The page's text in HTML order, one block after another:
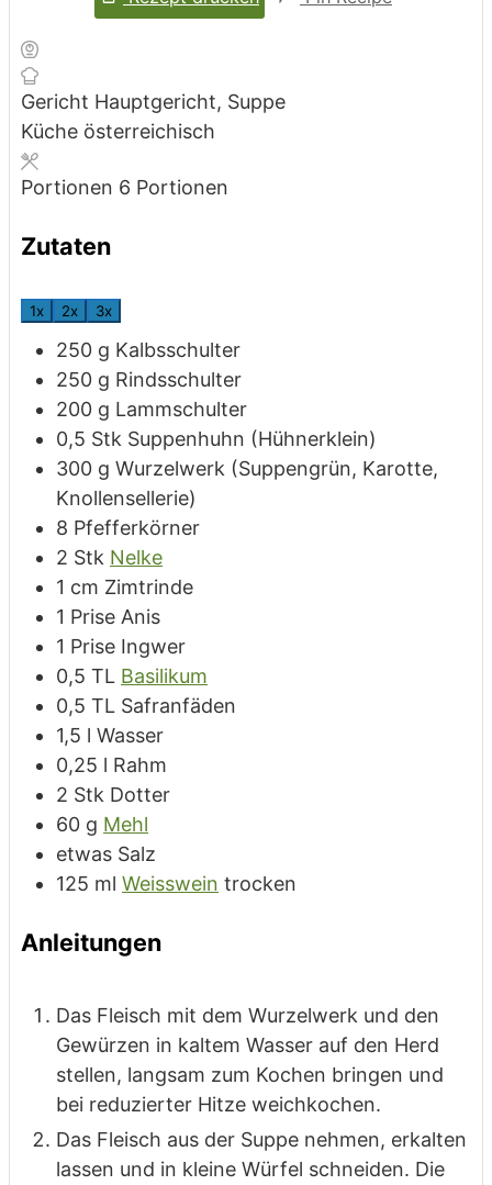
Gericht Hauptgericht, Suppe
Küche österreichisch
Portionen 6 Portionen
Zutaten
1x 2x 3x
250 g Kalbsschulter
250 g Rindsschulter
200 g Lammschulter
0,5 Stk Suppenhuhn (Hühnerklein)
300 g Wurzelwerk (Suppengrün, Karotte,
Knollensellerie)
8 Pfefferkörner
2 Stk Nelke
1 cm Zimtrinde
1 Prise Anis
1 Prise Ingwer
0,5 TL Basilikum
0,5 TL Safranfäden
1,5 l Wasser
0,25 l Rahm
2 Stk Dotter
60 g Mehl
etwas Salz
125 ml Weisswein trocken
Anleitungen
Das Fleisch mit dem Wurzelwerk und den
Gewürzen in kaltem Wasser auf den Herd
stellen, langsam zum Kochen bringen und
bei reduzierter Hitze weichkochen.
Das Fleisch aus der Suppe nehmen, erkalten
lassen und in kleine Würfel schneiden. Die